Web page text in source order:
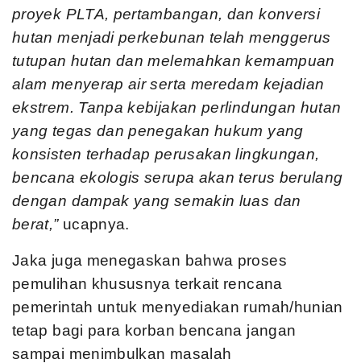
proyek PLTA, pertambangan, dan konversi
hutan menjadi perkebunan telah menggerus
tutupan hutan dan melemahkan kemampuan
alam menyerap air serta meredam kejadian
ekstrem. Tanpa kebijakan perlindungan hutan
yang tegas dan penegakan hukum yang
konsisten terhadap perusakan lingkungan,
bencana ekologis serupa akan terus berulang
dengan dampak yang semakin luas dan
berat,”ucapnya.
Jaka juga menegaskan bahwa proses
pemulihan khususnya terkait rencana
pemerintah untuk menyediakan rumah/hunian
tetap bagi para korban bencana jangan
sampai menimbulkan masalah